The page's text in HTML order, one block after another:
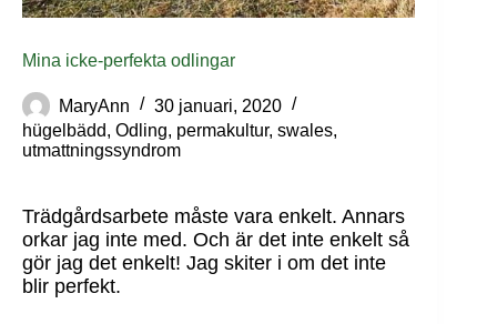
Mina icke-perfekta odlingar
MaryAnn
30 januari, 2020
hügelbädd, Odling, permakultur, swales,
utmattningssyndrom
Trädgårdsarbete måste vara enkelt. Annars
orkar jag inte med. Och är det inte enkelt så
gör jag det enkelt! Jag skiter i om det inte
blir perfekt.